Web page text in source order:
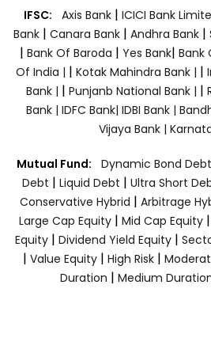
IFSC: Axis Bank | ICICI Bank
Bank| Canara Bank | Andhra Bank|
| Bank Of Baroda | Yes Bank| Bank
Of India | | Kotak Mahindra Bank | |
Bank | | Punjanb National Bank | |
Bank | IDFC Bank| IDBI Bank |
Vijaya Bank |
Mutual Fund: Dynamic Bond Debt
Debt | Liquid Debt | Ultra Short
Conservative Hybrid | Arbitrage
Large Cap Equity | Mid Cap Equity |
Equity| Dividend Yield Equity|
| Value Equity | High Risk |
Duration | Medium